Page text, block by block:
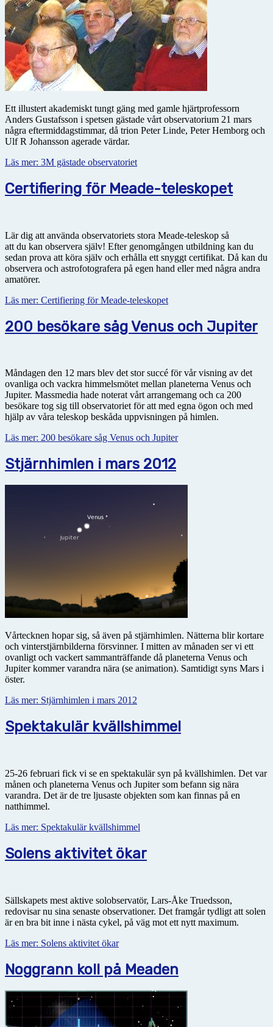
Ett illustert akademiskt tungt gäng med gamle hjärtprofessorn
Anders Gustafsson i spetsen gästade vårt observatorium 21 mars
några eftermiddagstimmar, då trion Peter Linde, Peter Hemborg och
Ulf R Johansson agerade värdar.
Läs mer: 3M gästade observatoriet
Certifiering för Meade-teleskopet
Lär dig att använda observatoriets stora Meade-teleskop så
att du kan observera själv! Efter genomgången utbildning kan du
sedan prova att köra själv och erhålla ett snyggt certifikat. Då kan du
observera och astrofotografera på egen hand eller med några andra
amatörer.
Läs mer: Certifiering för Meade-teleskopet
200 besökare såg Venus och Jupiter
Måndagen den 12 mars blev det stor succé för vår visning av det
ovanliga och vackra himmelsmötet mellan planeterna Venus och
Jupiter. Massmedia hade noterat vårt arrangemang och ca 200
besökare tog sig till observatoriet för att med egna ögon och med
hjälp av våra teleskop beskåda uppvisningen på himlen.
Läs mer: 200 besökare såg Venus och Jupiter
Stjärnhimlen i mars 2012
Vårtecknen hopar sig, så även på stjärnhimlen. Nätterna blir kortare
och vinterstjärnbilderna försvinner. I mitten av månaden ser vi ett
ovanligt och vackert sammanträffande då planeterna Venus och
Jupiter kommer varandra nära (se animation). Samtidigt syns Mars i
öster.
Läs mer: Stjärnhimlen i mars 2012
Spektakulär kvällshimmel
25-26 februari fick vi se en spektakulär syn på kvällshimlen. Det var
månen och planeterna Venus och Jupiter som befann sig nära
varandra. Det är de tre ljusaste objekten som kan finnas på en
natthimmel.
Läs mer: Spektakulär kvällshimmel
Solens aktivitet ökar
Sällskapets mest aktive solobservatör, Lars-Åke Truedsson,
redovisar nu sina senaste observationer. Det framgår tydligt att solen
är en bra bit inne i nästa cykel, på väg mot ett nytt maximum.
Läs mer: Solens aktivitet ökar
Noggrann koll på Meaden